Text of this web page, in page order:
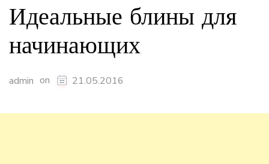
Идеальные блины для
начинающих
admin on 21.05.2016